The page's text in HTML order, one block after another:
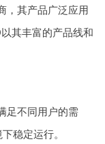
，其产品广泛应用
其丰富的产品线和
足不同用户的需
稳定运行。